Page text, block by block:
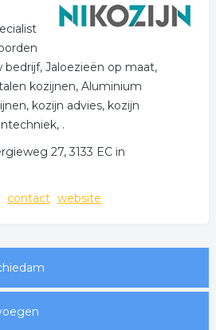
bedrijf, Jaloezieën op maat,
kozijnen, Aluminium
kozijn advies, kozijn
.
27, 3133 EC in
contact website